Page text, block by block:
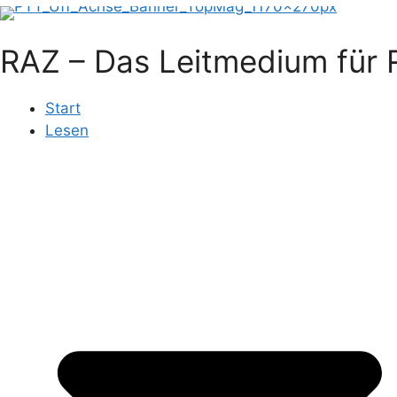
RAZ – Das Leitmedium für
Start
Lesen